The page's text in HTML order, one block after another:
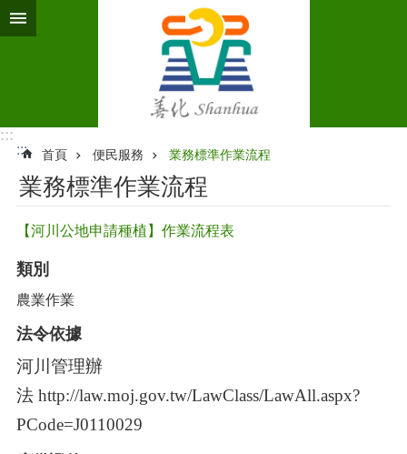
跳到主要內容區塊
:::
:::
首頁 便民服務 業務標準作業流程‭
業務標準作業流程‭
【河川公地申請種植】作業流程表
類別
農業作業
法令依據
河川管理辦
法 http://law.moj.gov.tw/LawClass/LawAll.aspx?
PCode=J0110029